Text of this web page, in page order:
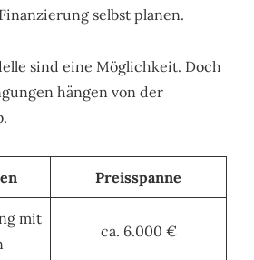
selbst planen.
sind eine Möglichkeit. Doch
hängen von der
Preisspanne
mit
ca. 6.000 €